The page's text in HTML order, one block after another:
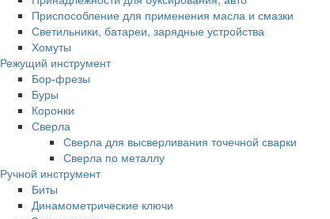
Приспособление для применения масла и смазки
Светильники, батареи, зарядные устройства
Хомуты
Режущий инструмент
Бор-фрезы
Буры
Коронки
Сверла
Сверла для высверливания точечной сварки
Сверла по металлу
Ручной инструмент
Биты
Динамометрические ключи